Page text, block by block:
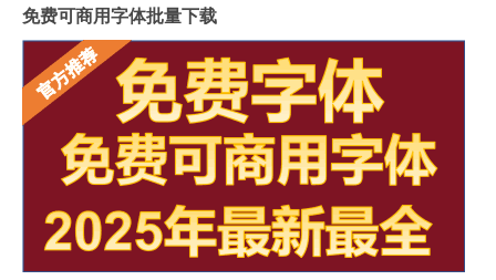
免费可商用字体批量下载